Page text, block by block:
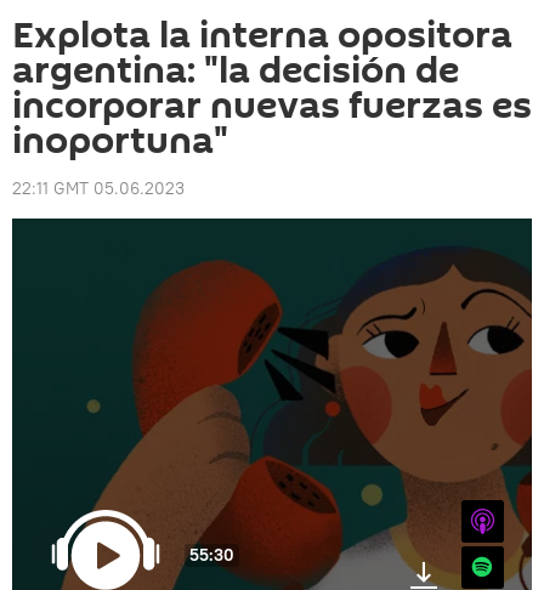
Explota la interna opositora
argentina: "la decisión de
incorporar nuevas fuerzas es
inoportuna"
22:11 GMT 05.06.2023
55:30 Spotify